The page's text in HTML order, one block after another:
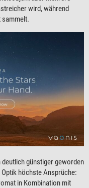
wird, während
sammelt.
günstiger geworden
höchste Ansprüche:
in Kombination mit